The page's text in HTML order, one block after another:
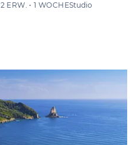
2 ERW. • 1 WOCHEStudio